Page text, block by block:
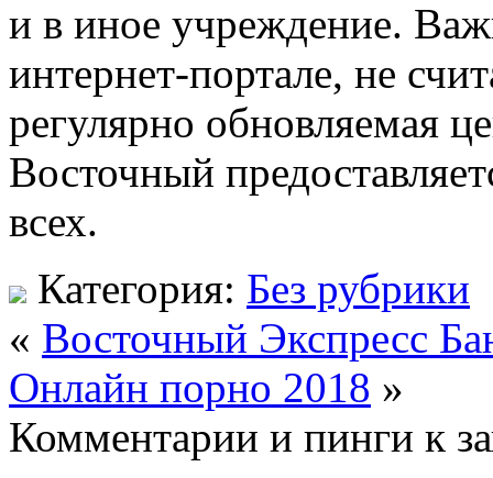
и в иное учреждение.
интернет-портале, не
регулярно обновляемая
Восточный
всех.
Категория: Без рубрики
« Восточный Экспресс
Онлайн порно 2018 »
Комментарии и пинги к